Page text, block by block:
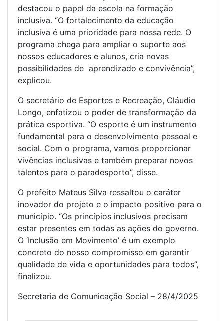
destacou o papel da escola na formação
inclusiva. “O fortalecimento da educação
inclusiva é uma prioridade para nossa rede. O
programa chega para ampliar o suporte aos
nossos educadores e alunos, cria novas
possibilidades de aprendizado e convivência”,
explicou.
O secretário de Esportes e Recreação, Cláudio
Longo, enfatizou o poder de transformação da
prática esportiva. “O esporte é um instrumento
fundamental para o desenvolvimento pessoal e
social. Com o programa, vamos proporcionar
vivências inclusivas e também preparar novos
talentos para o paradesporto”, disse.
O prefeito Mateus Silva ressaltou o caráter
inovador do projeto e o impacto positivo para o
município. “Os princípios inclusivos precisam
estar presentes em todas as ações do governo.
O ‘Inclusão em Movimento’ é um exemplo
concreto do nosso compromisso em garantir
qualidade de vida e oportunidades para todos”,
finalizou.
Secretaria de Comunicação Social – 28/4/2025